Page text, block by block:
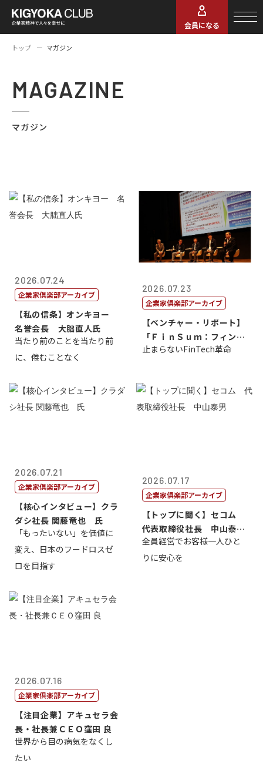
会員になる
トップ マガジン
MAGAZINE
マガジン
2026.07.24
企業家倶楽部アーカイブ
【私の信条】オンキヨー
名誉会長 大朏直人氏
当たり前のことを当たり前
に、倦むことなく
2026.07.23
企業家倶楽部アーカイブ
【ベンチャー・リポート】
「ＦｉｎＳｕｍ：フィンテ
ック・サミッ...
止まらないFinTech革命
2026.07.21
企業家倶楽部アーカイブ
【核心インタビュー】クラ
ダシ社長 関藤竜也 氏
「もったいない」を価値に
変え、日本のフードロスゼ
ロを目指す
2026.07.17
企業家倶楽部アーカイブ
【トップに聞く】セコム
代表取締役社長 中山泰
男
全員経営でお客様一人ひと
りに安心を
2026.07.16
企業家倶楽部アーカイブ
【注目企業】アキュセラ会
長・社長兼ＣＥＯ窪田 良
世界から目の病気をなくし
たい